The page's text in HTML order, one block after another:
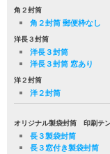
角２封筒
角２封筒 郵便枠なし
洋長３封筒
洋長３封筒
洋長３封筒 窓あり
洋２封筒
洋２封筒
オリジナル製袋封筒 印刷テ
長３製袋封筒
長３窓付き製袋封筒